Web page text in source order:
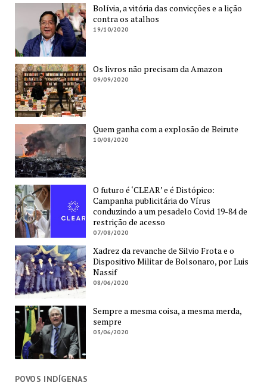
Bolívia, a vitória das convicções e a lição
contra os atalhos
19/10/2020
Os livros não precisam da Amazon
09/09/2020
Quem ganha com a explosão de Beirute
10/08/2020
O futuro é ‘CLEAR’ e é Distópico:
Campanha publicitária do Vírus
conduzindo a um pesadelo Covid 19-84 de
restrição de acesso
07/08/2020
Xadrez da revanche de Silvio Frota e o
Dispositivo Militar de Bolsonaro, por Luis
Nassif
08/06/2020
Sempre a mesma coisa, a mesma merda,
sempre
03/06/2020
POVOS INDÍGENAS